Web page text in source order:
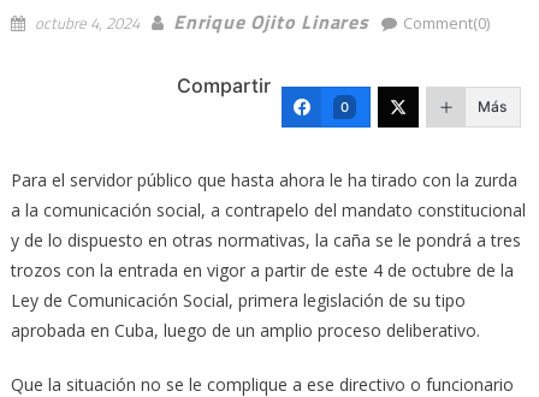
octubre 4, 2024 Enrique Ojito Linares Comment(0)
Compartir
0 Más
Para el servidor público que hasta ahora le ha tirado con la zurda
a la comunicación social, a contrapelo del mandato constitucional
y de lo dispuesto en otras normativas, la caña se le pondrá a tres
trozos con la entrada en vigor a partir de este 4 de octubre de la
Ley de Comunicación Social, primera legislación de su tipo
aprobada en Cuba, luego de un amplio proceso deliberativo.
Que la situación no se le complique a ese directivo o funcionario